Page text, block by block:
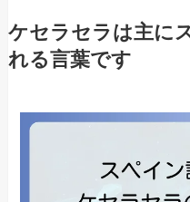
ケセラセラは主に
れる言葉です